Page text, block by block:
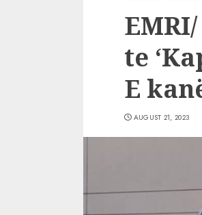
te
E
AUGUST 21, 2023